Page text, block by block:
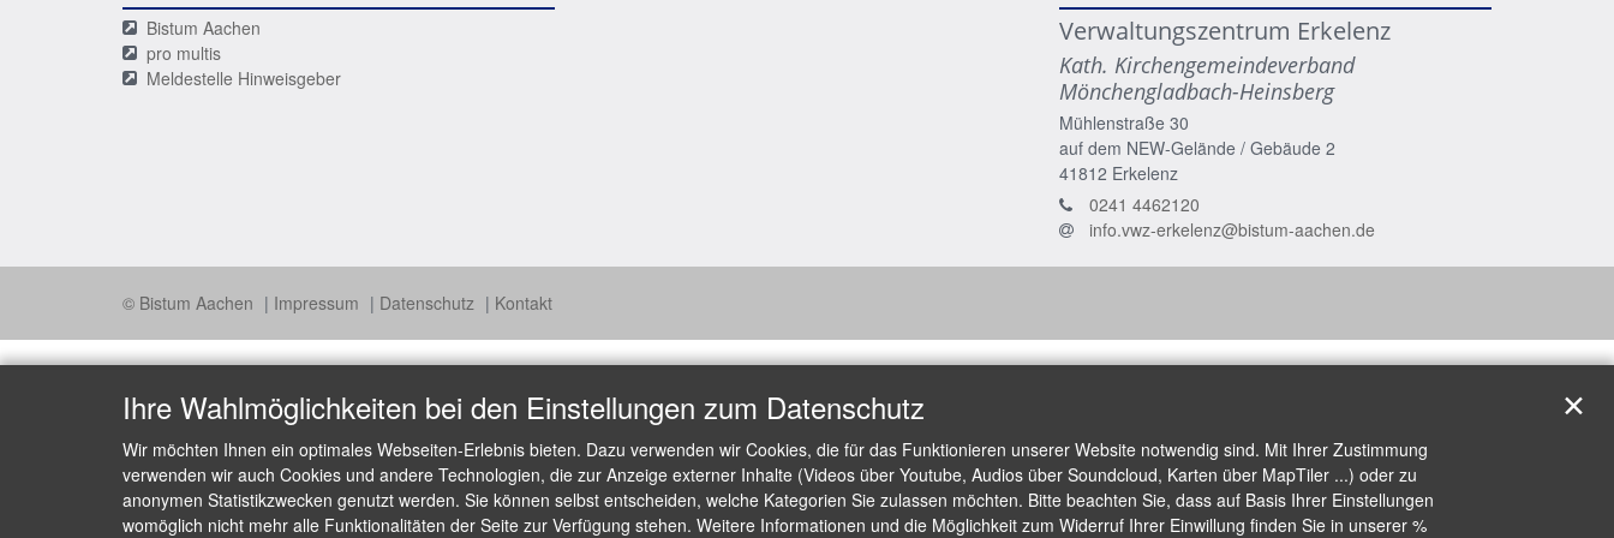
Bistum Aachen
pro multis
Meldestelle Hinweisgeber
Verwaltungszentrum Erkelenz
Kath. Kirchengemeindeverband
Mönchengladbach-Heinsberg
Mühlenstraße 30
auf dem NEW-Gelände / Gebäude 2
41812 Erkelenz
0241 4462120
info.vwz-erkelenz@bistum-aachen.de
© Bistum Aachen Impressum Datenschutz Kontakt
Ihre Wahlmöglichkeiten bei den Einstellungen zum Datenschutz
Wir möchten Ihnen ein optimales Webseiten-Erlebnis bieten. Dazu verwenden wir Cookies, die für das Funktionieren unserer Website notwendig sind. Mit Ihrer Zustimmung
verwenden wir auch Cookies und andere Technologien, die zur Anzeige externer Inhalte (Videos über Youtube, Audios über Soundcloud, Karten über MapTiler ...) oder zu
anonymen Statistikzwecken genutzt werden. Sie können selbst entscheiden, welche Kategorien Sie zulassen möchten. Bitte beachten Sie, dass auf Basis Ihrer Einstellungen
womöglich nicht mehr alle Funktionalitäten der Seite zur Verfügung stehen. Weitere Informationen und die Möglichkeit zum Widerruf Ihrer Einwillung finden Sie in unserer %
✕